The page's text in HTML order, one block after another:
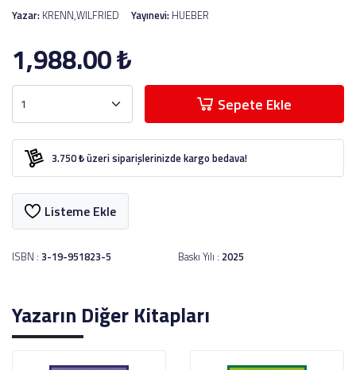
Yazar: KRENN,WILFRIED Yayınevi: HUEBER
1,988.00₺
Sepete Ekle
3.750 ₺ üzeri siparişlerinizde kargo bedava!
Listeme Ekle
ISBN : 3-19-951823-5 Baskı Yılı : 2025
Yazarın Diğer Kitapları